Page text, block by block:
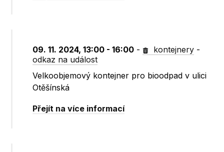
09. 11. 2024, 13:00 - 16:00 - kontejnery -
odkaz na událost
Velkoobjemový kontejner pro bioodpad v ulici
Otěšínská
Přejít na více informací